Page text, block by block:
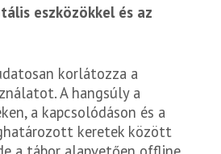
eszközökkel és az
korlátozza a
A hangsúly a
a kapcsolódáson és a
keretek között